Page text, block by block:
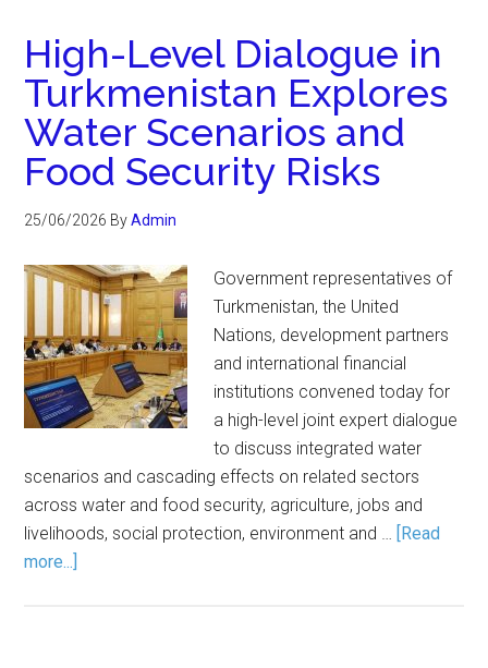
High-Level Dialogue in
Turkmenistan Explores
Water Scenarios and
Food Security Risks
25/06/2026 ByAdmin
Government representatives of
Turkmenistan, the United
Nations, development partners
and international financial
institutions convened today for
a high-level joint expert dialogue
to discuss integrated water
scenarios and cascading effects on related sectors
across water and food security, agriculture, jobs and
livelihoods, social protection, environment and … [Read
more...]